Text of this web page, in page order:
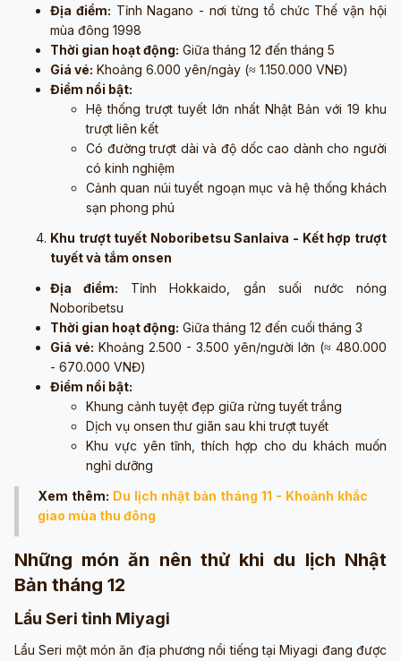
Địa điểm: Tỉnh Nagano - nơi từng tổ chức Thế vận hội
mùa đông 1998
Thời gian hoạt động: Giữa tháng 12 đến tháng 5
Giá vé: Khoảng 6.000 yên/ngày (≈ 1.150.000 VNĐ)
Điểm nổi bật:
Hệ thống trượt tuyết lớn nhất Nhật Bản với 19 khu
trượt liên kết
Có đường trượt dài và độ dốc cao dành cho người
có kinh nghiệm
Cảnh quan núi tuyết ngoạn mục và hệ thống khách
sạn phong phú
Khu trượt tuyết Noboribetsu Sanlaiva - Kết hợp trượt
tuyết và tắm onsen
Địa điểm: Tỉnh Hokkaido, gần suối nước nóng
Noboribetsu
Thời gian hoạt động: Giữa tháng 12 đến cuối tháng 3
Giá vé: Khoảng 2.500 - 3.500 yên/người lớn (≈ 480.000
- 670.000 VNĐ)
Điểm nổi bật:
Khung cảnh tuyệt đẹp giữa rừng tuyết trắng
Dịch vụ onsen thư giãn sau khi trượt tuyết
Khu vực yên tĩnh, thích hợp cho du khách muốn
nghỉ dưỡng
Xem thêm: Du lịch nhật bản tháng 11 - Khoảnh khắc
giao mùa thu đông
Những món ăn nên thử khi du lịch Nhật
Bản tháng 12
Lẩu Seri tỉnh Miyagi
Lẩu Seri một món ăn địa phương nổi tiếng tại Miyagi đang được